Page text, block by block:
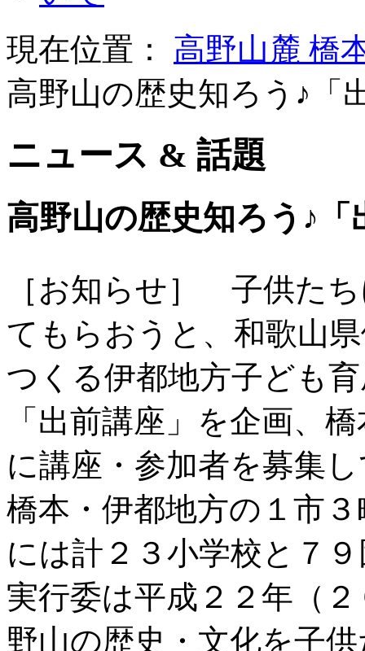
現在位置： 高野山麓 橋
高野山の歴史知ろう♪「
ニュース & 話題
高野山の歴史知ろう♪
［お知らせ］ 子供た
てもらおうと、和歌山
つくる伊都地方子ども
「出前講座」を企画、
に講座・参加者を募集
橋本・伊都地方の１市
には計２３小学校と７
実行委は平成２２年（
野山の歴史・文化を子